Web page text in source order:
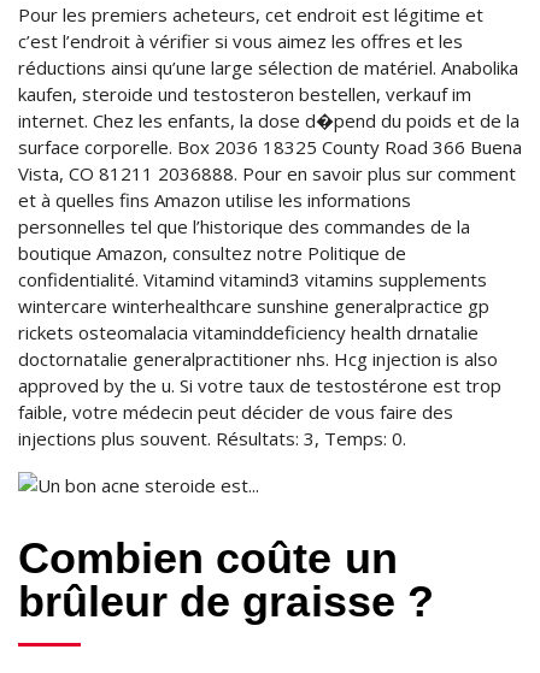
Pour les premiers acheteurs, cet endroit est légitime et
c’est l’endroit à vérifier si vous aimez les offres et les
réductions ainsi qu’une large sélection de matériel. Anabolika
kaufen, steroide und testosteron bestellen, verkauf im
internet. Chez les enfants, la dose d�pend du poids et de la
surface corporelle. Box 2036 18325 County Road 366 Buena
Vista, CO 81211 2036888. Pour en savoir plus sur comment
et à quelles fins Amazon utilise les informations
personnelles tel que l’historique des commandes de la
boutique Amazon, consultez notre Politique de
confidentialité. Vitamind vitamind3 vitamins supplements
wintercare winterhealthcare sunshine generalpractice gp
rickets osteomalacia vitaminddeficiency health drnatalie
doctornatalie generalpractitioner nhs. Hcg injection is also
approved by the u. Si votre taux de testostérone est trop
faible, votre médecin peut décider de vous faire des
injections plus souvent. Résultats: 3, Temps: 0.
Combien coûte un
brûleur de graisse ?